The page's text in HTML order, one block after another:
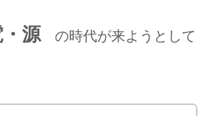
源 の時代が来ようとして